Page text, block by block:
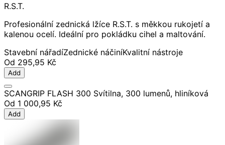
R.S.T.
Profesionální zednická lžíce R.S.T. s měkkou rukojetí a
kalenou ocelí. Ideální pro pokládku cihel a maltování.
Stavební nářadíZednické náčiníKvalitní nástroje
Od 295,95 Kč
Add
SCANGRIP FLASH 300 Svítilna, 300 lumenů, hliníková
Od 1 000,95 Kč
Add